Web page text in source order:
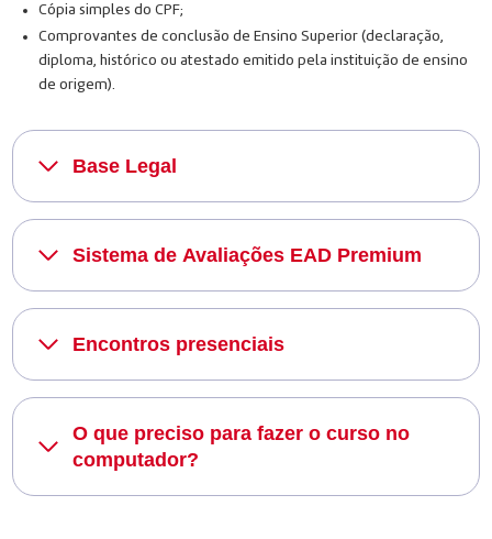
Cópia simples do CPF;
Comprovantes de conclusão de Ensino Superior (declaração,
diploma, histórico ou atestado emitido pela instituição de ensino
de origem).
Base Legal
Sistema de Avaliações EAD Premium
Encontros presenciais
O que preciso para fazer o curso no
computador?